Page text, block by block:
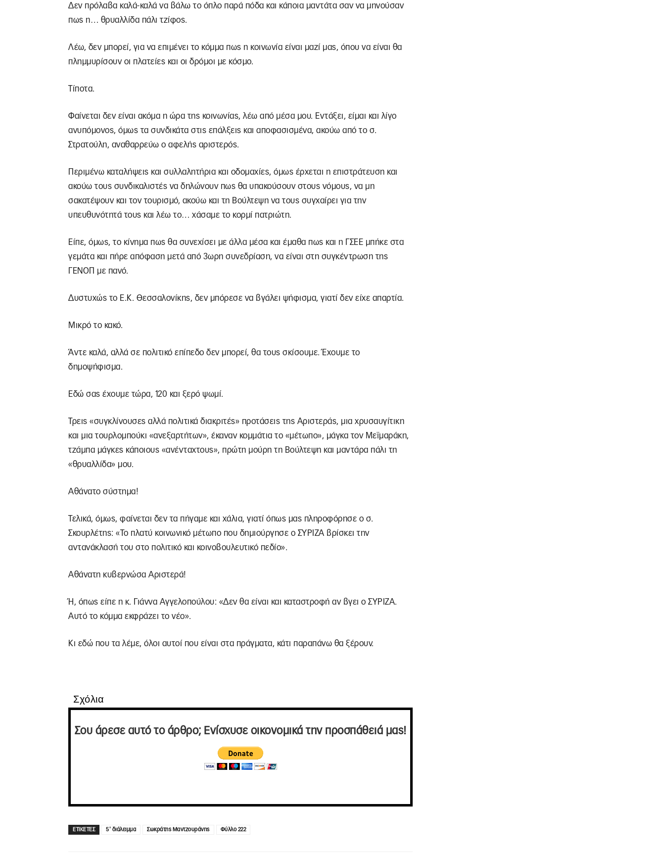
Δεν πρόλαβα καλά-καλά να βάλω το όπλο παρά πόδα και κάποια μαντάτα σαν να μηνούσαν
πως η… θρυαλλίδα πάλι τζίφος.
Λέω, δεν μπορεί, για να επιμένει το κόμμα πως η κοινωνία είναι μαζί μας, όπου να είναι θα
πλημμυρίσουν οι πλατείες και οι δρόμοι με κόσμο.
Τίποτα.
Φαίνεται δεν είναι ακόμα η ώρα της κοινωνίας, λέω από μέσα μου. Εντάξει, είμαι και λίγο
ανυπόμονος, όμως τα συνδικάτα στις επάλξεις και αποφασισμένα, ακούω από το σ.
Στρατούλη, αναθαρρεύω ο αφελής αριστερός.
Περιμένω καταλήψεις και συλλαλητήρια και οδομαχίες, όμως έρχεται η επιστράτευση και
ακούω τους συνδικαλιστές να δηλώνουν πως θα υπακούσουν στους νόμους, να μη
σακατέψουν και τον τουρισμό, ακούω και τη Βούλτεψη να τους συγχαίρει για την
υπευθυνότητά τους και λέω το… χάσαμε το κορμί πατριώτη.
Είπε, όμως, το κίνημα πως θα συνεχίσει με άλλα μέσα και έμαθα πως και η ΓΣΕΕ μπήκε στα
γεμάτα και πήρε απόφαση μετά από 3ωρη συνεδρίαση, να είναι στη συγκέντρωση της
ΓΕΝΟΠ με πανό.
Δυστυχώς το Ε.Κ. Θεσσαλονίκης, δεν μπόρεσε να βγάλει ψήφισμα, γιατί δεν είχε απαρτία.
Μικρό το κακό.
Άντε καλά, αλλά σε πολιτικό επίπεδο δεν μπορεί, θα τους σκίσουμε. Έχουμε το
δημοψήφισμα.
Εδώ σας έχουμε τώρα, 120 και ξερό ψωμί.
Τρεις «συγκλίνουσες αλλά πολιτικά διακριτές» προτάσεις της Αριστεράς, μια χρυσαυγίτικη
και μια τουρλομπούκι «ανεξαρτήτων», έκαναν κομμάτια το «μέτωπο», μάγκα τον Μεϊμαράκη,
τζάμπα μάγκες κάποιους «ανένταχτους», πρώτη μούρη τη Βούλτεψη και μαντάρα πάλι τη
«θρυαλλίδα» μου.
Αθάνατο σύστημα!
Τελικά, όμως, φαίνεται δεν τα πήγαμε και χάλια, γιατί όπως μας πληροφόρησε ο σ.
Σκουρλέτης: «Το πλατύ κοινωνικό μέτωπο που δημιούργησε ο ΣΥΡΙΖΑ βρίσκει την
αντανάκλασή του στο πολιτικό και κοινοβουλευτικό πεδίο».
Αθάνατη κυβερνώσα Αριστερά!
Ή, όπως είπε η κ. Γιάννα Αγγελοπούλου: «Δεν θα είναι και καταστροφή αν βγει ο ΣΥΡΙΖΑ.
Αυτό το κόμμα εκφράζει το νέο».
Κι εδώ που τα λέμε, όλοι αυτοί που είναι στα πράγματα, κάτι παραπάνω θα ξέρουν.
Σχόλια
Σου άρεσε αυτό το άρθρο; Ενίσχυσε οικονομικά την προσπάθειά μας!
ΕΤΙΚΕΤΕΣ 5' διάλειμμα Σωκράτης Μαντζουράνης Φύλλο 222